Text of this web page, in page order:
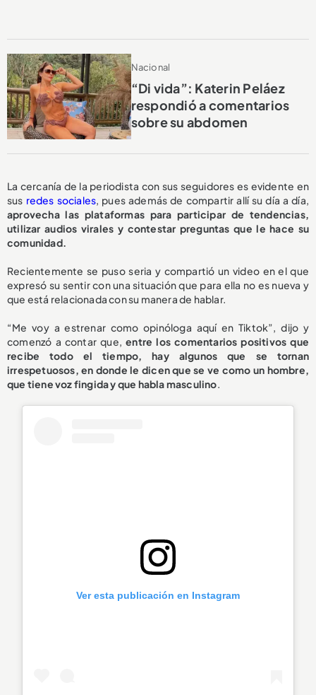
Nacional
“Di vida”: Katerin Peláez
respondió a comentarios
sobre su abdomen
La cercanía de la periodista con sus seguidores es evidente en
sus redes sociales, pues además de compartir allí su día a día,
aprovecha las plataformas para participar de tendencias,
utilizar audios virales y contestar preguntas que le hace su
comunidad.
Recientemente se puso seria y compartió un video en el que
expresó su sentir con una situación que para ella no es nueva y
que está relacionada con su manera de hablar.
“Me voy a estrenar como opinóloga aquí en Tiktok”, dijo y
comenzó a contar que,entre los comentarios positivos que
recibe todo el tiempo, hay algunos que se tornan
irrespetuosos, en donde le dicen que se ve como un hombre,
que tiene voz fingida y que habla masculino.
Ver esta publicación en Instagram